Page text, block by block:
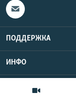
ПОДДЕРЖКА
ИНФО
UTC+3